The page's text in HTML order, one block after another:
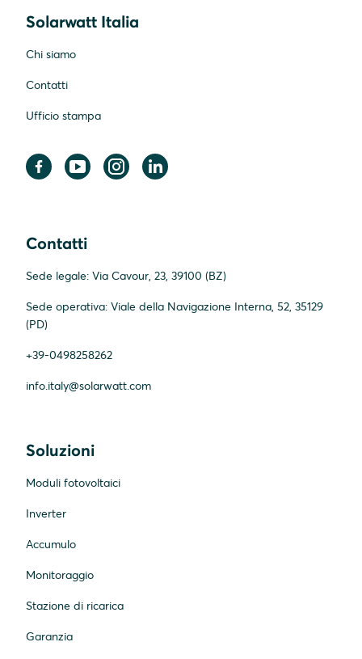
Solarwatt Italia
Chi siamo
Contatti
Ufficio stampa
Contatti
Sede legale: Via Cavour, 23, 39100 (BZ)
Sede operativa: Viale della Navigazione Interna, 52, 35129
(PD)
+39-0498258262
info.italy@solarwatt.com
Soluzioni
Moduli fotovoltaici
Inverter
Accumulo
Monitoraggio
Stazione di ricarica
Garanzia